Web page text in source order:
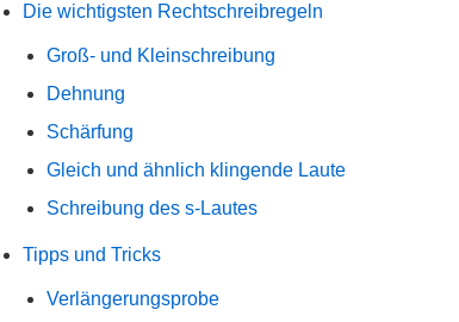
Die wichtigsten Rechtschreibregeln
Groß- und Kleinschreibung
Dehnung
Schärfung
Gleich und ähnlich klingende Laute
Schreibung des s-Lautes
Tipps und Tricks
Verlängerungsprobe